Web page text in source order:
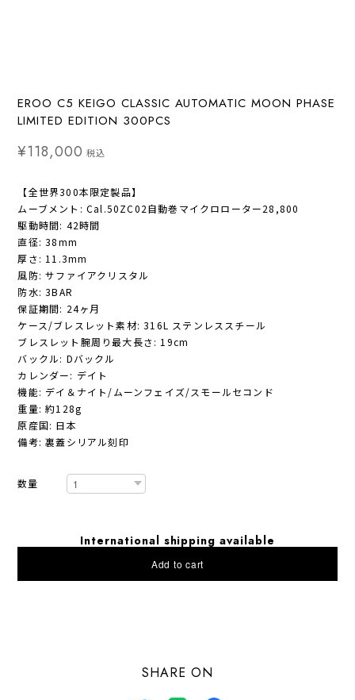
EROO C5 KEIGO CLASSIC AUTOMATIC MOON PHASE
LIMITED EDITION 300PCS
¥118,000 税込
【全世界300本限定製品】
ムーブメント: Cal.50ZC02自動巻マイクロローター28,800
駆動時間: 42時間
直径: 38mm
厚さ: 11.3mm
風防: サファイアクリスタル
防水: 3BAR
保証期間: 24ヶ月
ケース/ブレスレット素材: 316L ステンレススチール
ブレスレット腕周り最大長さ: 19cm
バックル: Dバックル
カレンダー: デイト
機能: デイ＆ナイト/ムーンフェイズ/スモールセコンド
重量: 約128g
原産国: 日本
備考: 裏蓋シリアル刻印
数量
International shipping available
Add to cart
SHARE ON